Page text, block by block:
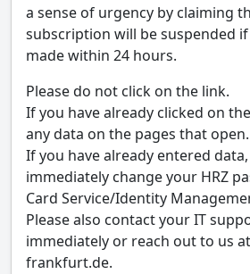
a sense of urgency by claiming
subscription will be suspended
made within 24 hours.
Please do not click on the link.
If you have already clicked on
any data on the pages that open.
If you have already entered
immediately change your HRZ
Card Service/Identity
Please also contact your IT
immediately or reach out to us
frankfurt.de.